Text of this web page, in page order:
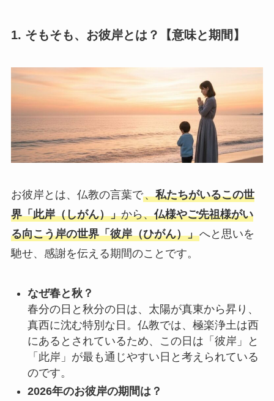
1. そもそも、お彼岸とは？【意味と期間】
お彼岸とは、仏教の言葉で、私たちがいるこの世
界「此岸（しがん）」から、仏様やご先祖様がい
る向こう岸の世界「彼岸（ひがん）」へと思いを
馳せ、感謝を伝える期間のことです。
なぜ春と秋？
春分の日と秋分の日は、太陽が真東から昇り、
真西に沈む特別な日。仏教では、極楽浄土は西
にあるとされているため、この日は「彼岸」と
「此岸」が最も通じやすい日と考えられている
のです。
2026年のお彼岸の期間は？